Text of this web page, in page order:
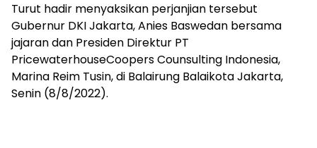
Turut hadir menyaksikan perjanjian tersebut
Gubernur DKI Jakarta, Anies Baswedan bersama
jajaran dan Presiden Direktur PT
PricewaterhouseCoopers Counsulting Indonesia,
Marina Reim Tusin, di Balairung Balaikota Jakarta,
Senin (8/8/2022).